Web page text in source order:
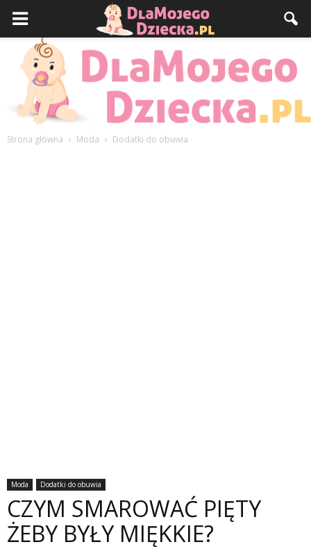
Strona główna Moda Dodatki do obuwia
Moda Dodatki do obuwia
CZYM SMAROWAĆ PIĘTY
ŻEBY BYŁY MIĘKKIE?